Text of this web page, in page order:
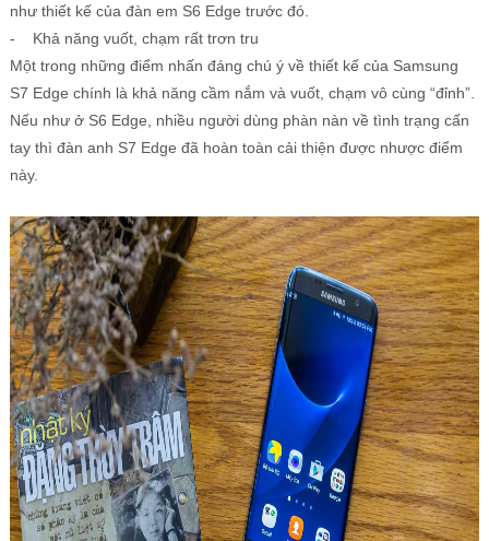
như thiết kế của đàn em S6 Edge trước đó.
- Khả năng vuốt, chạm rất trơn tru
Một trong những điểm nhấn đáng chú ý về thiết kế của Samsung
S7 Edge chính là khả năng cầm nắm và vuốt, chạm vô cùng “đỉnh”.
Nếu như ở S6 Edge, nhiều người dùng phàn nàn về tình trạng cấn
tay thì đàn anh S7 Edge đã hoàn toàn cải thiện được nhược điểm
này.